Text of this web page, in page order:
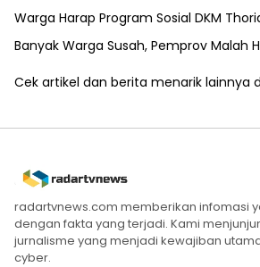
Warga Harap Program Sosial DKM
Banyak Warga Susah, Pemprov Malah
Cek artikel dan berita menarik lainnya
radartvnews.com memberikan infomasi
dengan fakta yang terjadi. Kami
jurnalisme yang menjadi kewajiban
cyber.